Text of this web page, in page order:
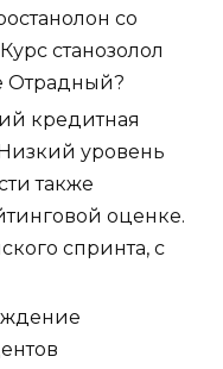
со
станозолол
Отрадный?
кредитная
уровень
также
оценке.
спринта, с